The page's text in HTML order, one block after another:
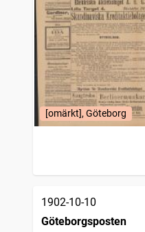
[omärkt], Göteborg
1902-10-10
Göteborgsposten